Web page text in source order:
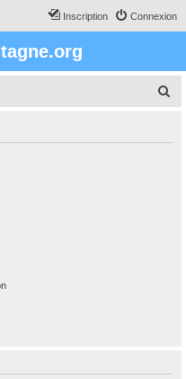
Connexion
Inscription